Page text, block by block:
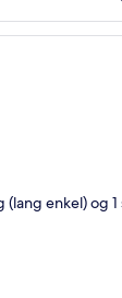
|
(lang enkel) og